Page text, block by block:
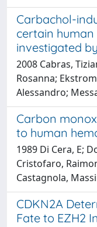
Carbachol-
certain
investigated
2008 Cabras,
Rosanna;
Alessandro;
Carbon
to human
1989 Di Cera, E;
Cristofaro,
Castagnola,
CDKN2A
Fate to EZH2